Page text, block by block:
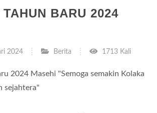
BARU 2024
2024 Berita 1713 Kali
2024 Masehi "Semoga semakin Kolaka
sejahtera"